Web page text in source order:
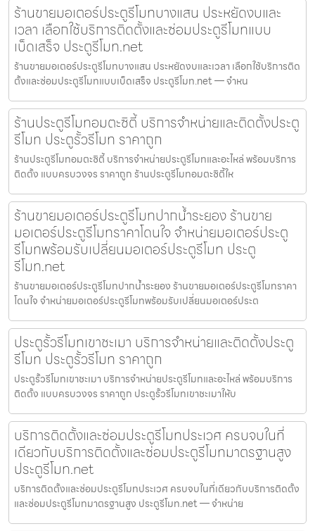
ร้านขายมอเตอร์ประตูรีโมทบางแสน ประหยัดงบและ
เวลา เลือกใช้บริการติดตั้งและซ่อมประตูรีโมทแบบ
เบ็ดเสร็จ ประตูรีโมท.net
ร้านขายมอเตอร์ประตูรีโมทบางแสน ประหยัดงบและเวลา เลือกใช้บริการติด
ตั้งและซ่อมประตูรีโมทแบบเบ็ดเสร็จ ประตูรีโมท.net — จำหน
ร้านประตูรีโมทอมตะซิตี้ บริการจำหน่ายและติดตั้งประตู
รีโมท ประตูรั้วรีโมท ราคาถูก
ร้านประตูรีโมทอมตะซิตี้ บริการจำหน่ายประตูรีโมทและอะไหล่ พร้อมบริการ
ติดตั้ง แบบครบวงจร ราคาถูก ร้านประตูรีโมทอมตะซิตี้ให
ร้านขายมอเตอร์ประตูรีโมทปากน้ำระยอง ร้านขาย
มอเตอร์ประตูรีโมทราคาโดนใจ จำหน่ายมอเตอร์ประตู
รีโมทพร้อมรับเปลี่ยนมอเตอร์ประตูรีโมท ประตู
รีโมท.net
ร้านขายมอเตอร์ประตูรีโมทปากน้ำระยอง ร้านขายมอเตอร์ประตูรีโมทราคา
โดนใจ จำหน่ายมอเตอร์ประตูรีโมทพร้อมรับเปลี่ยนมอเตอร์ประต
ประตูรั้วรีโมทเขาชะเมา บริการจำหน่ายและติดตั้งประตู
รีโมท ประตูรั้วรีโมท ราคาถูก
ประตูรั้วรีโมทเขาชะเมา บริการจำหน่ายประตูรีโมทและอะไหล่ พร้อมบริการ
ติดตั้ง แบบครบวงจร ราคาถูก ประตูรั้วรีโมทเขาชะเมาให้บ
บริการติดตั้งและซ่อมประตูรีโมทประเวศ ครบจบในที่
เดียวกับบริการติดตั้งและซ่อมประตูรีโมทมาตรฐานสูง
ประตูรีโมท.net
บริการติดตั้งและซ่อมประตูรีโมทประเวศ ครบจบในที่เดียวกับบริการติดตั้ง
และซ่อมประตูรีโมทมาตรฐานสูง ประตูรีโมท.net — จำหน่าย